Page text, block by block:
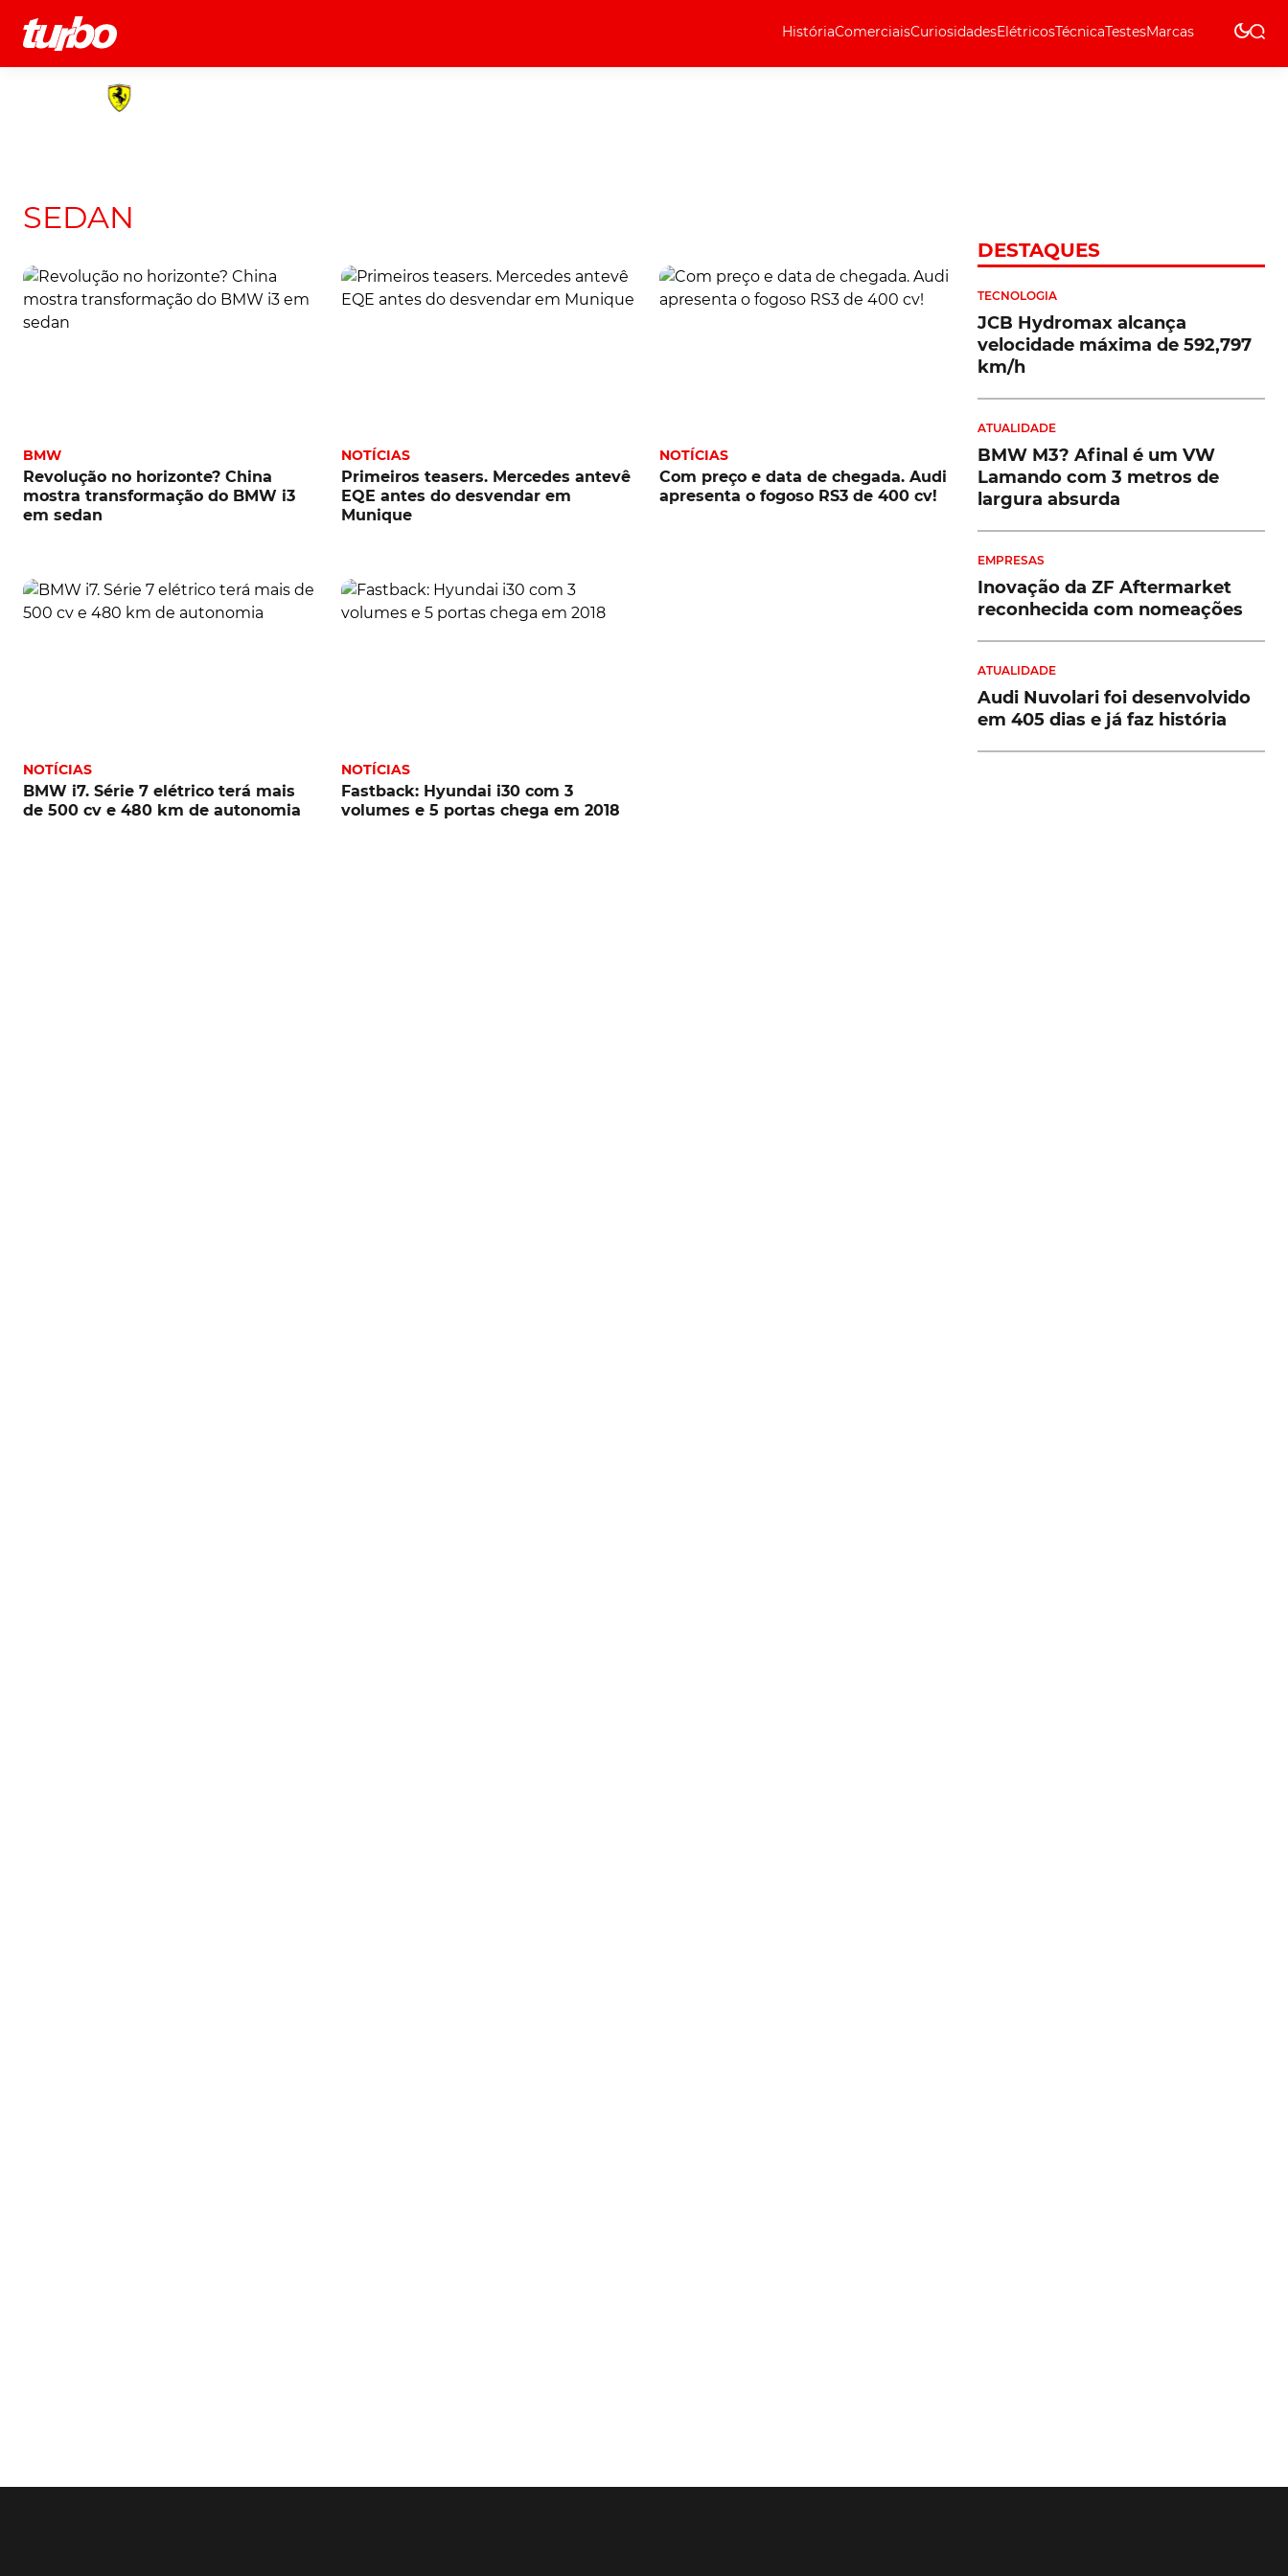
HistóriaComerciaisCuriosidadesElétricosTécnicaTestesMarcas
SEDAN
BMW
Revolução no horizonte? China
mostra transformação do BMW i3
em sedan
NOTÍCIAS
Primeiros teasers. Mercedes antevê
EQE antes do desvendar em
Munique
NOTÍCIAS
Com preço e data de chegada. Audi
apresenta o fogoso RS3 de 400 cv!
NOTÍCIAS
BMW i7. Série 7 elétrico terá mais
de 500 cv e 480 km de autonomia
NOTÍCIAS
Fastback: Hyundai i30 com 3
volumes e 5 portas chega em 2018
DESTAQUES
TECNOLOGIA
JCB Hydromax alcança
velocidade máxima de 592,797
km/h
ATUALIDADE
BMW M3? Afinal é um VW
Lamando com 3 metros de
largura absurda
EMPRESAS
Inovação da ZF Aftermarket
reconhecida com nomeações
ATUALIDADE
Audi Nuvolari foi desenvolvido
em 405 dias e já faz história